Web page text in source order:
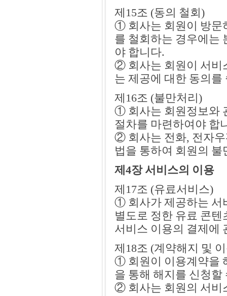
제15조 (동의 철회)
① 회사는 회원이 방문
를 철회하는 경우에는
야 합니다.
② 회사는 회원이 서비
는 제공에 대한 동의
제16조 (불만처리)
① 회사는 회원정보와
절차를 마련하여야 합
② 회사는 전화, 전자우
법을 통하여 회원의
제4장 서비스의 이용
제17조 (유료서비스)
① 회사가 제공하는 서
별도로 정한 유료 콘
서비스 이용의 결제에
제18조 (계약해지 및
① 회원이 이용계약을
을 통해 해지를 신청할
② 회사는 회원의 서비